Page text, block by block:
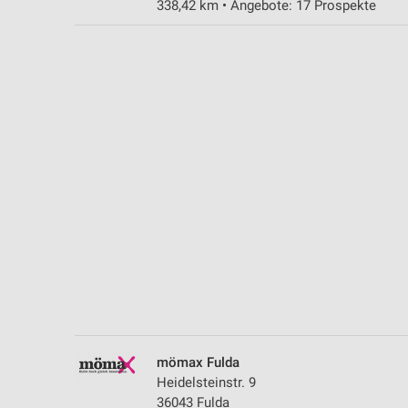
338,42 km • Angebote: 17 Prospekte
mömax Fulda
Heidelsteinstr. 9
36043 Fulda
Messung der Performance von Inhalten
Funktional